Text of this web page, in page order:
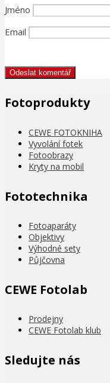
Jméno
Email
Fotoprodukty
CEWE FOTOKNIHA
Vyvolání fotek
Fotoobrazy
Kryty na mobil
Fototechnika
Fotoaparáty
Objektivy
Výhodné sety
Půjčovna
CEWE Fotolab
Prodejny
CEWE Fotolab klub
Sledujte nás